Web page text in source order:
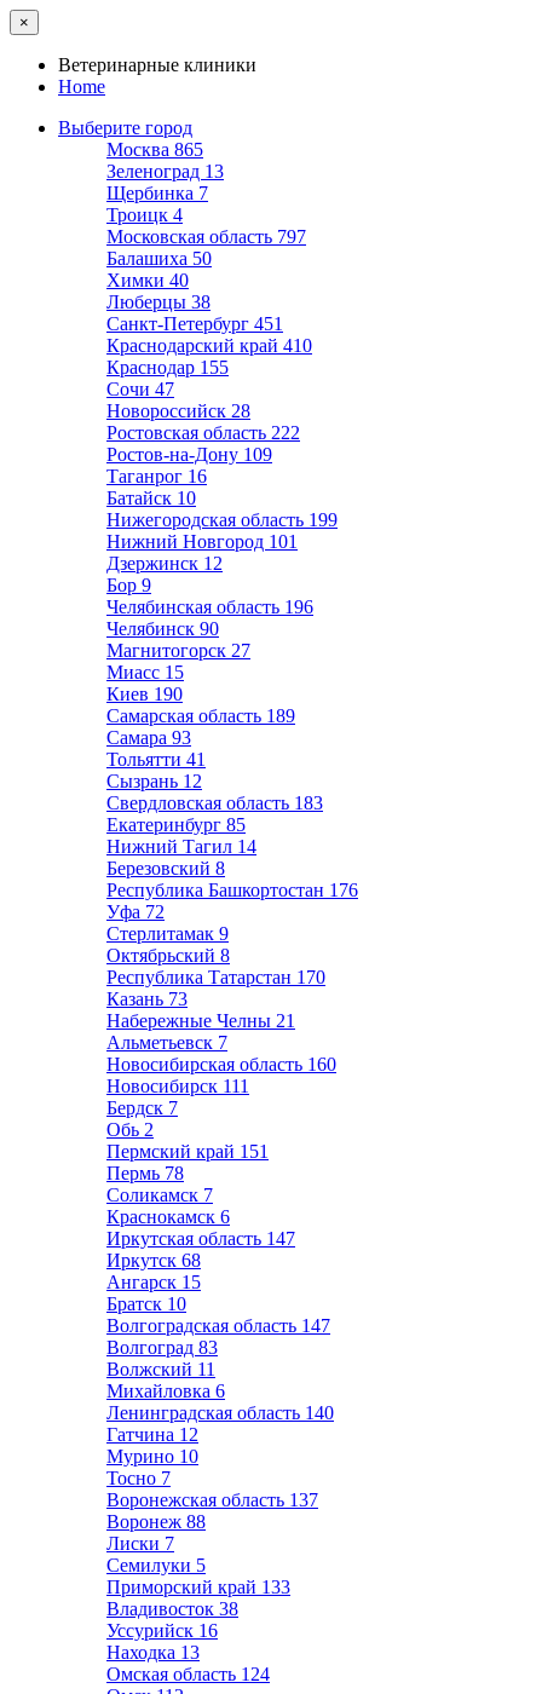
×
Ветеринарные клиники
Home
Выберите город
Москва 865
Зеленоград 13
Щербинка 7
Троицк 4
Московская область 797
Балашиха 50
Химки 40
Люберцы 38
Санкт-Петербург 451
Краснодарский край 410
Краснодар 155
Сочи 47
Новороссийск 28
Ростовская область 222
Ростов-на-Дону 109
Таганрог 16
Батайск 10
Нижегородская область 199
Нижний Новгород 101
Дзержинск 12
Бор 9
Челябинская область 196
Челябинск 90
Магнитогорск 27
Миасс 15
Киев 190
Самарская область 189
Самара 93
Тольятти 41
Сызрань 12
Свердловская область 183
Екатеринбург 85
Нижний Тагил 14
Березовский 8
Республика Башкортостан 176
Уфа 72
Стерлитамак 9
Октябрьский 8
Республика Татарстан 170
Казань 73
Набережные Челны 21
Альметьевск 7
Новосибирская область 160
Новосибирск 111
Бердск 7
Обь 2
Пермский край 151
Пермь 78
Соликамск 7
Краснокамск 6
Иркутская область 147
Иркутск 68
Ангарск 15
Братск 10
Волгоградская область 147
Волгоград 83
Волжский 11
Михайловка 6
Ленинградская область 140
Гатчина 12
Мурино 10
Тосно 7
Воронежская область 137
Воронеж 88
Лиски 7
Семилуки 5
Приморский край 133
Владивосток 38
Уссурийск 16
Находка 13
Омская область 124